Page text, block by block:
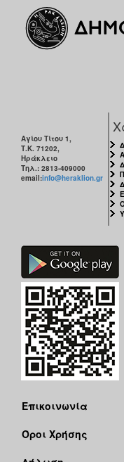
Αγίου Τίτου 1,
Τ.Κ. 71202,
Ηράκλειο
Τηλ.: 2813-409000
email:info@heraklion.gr
Επικοινωνία
Όροι Χρήσης